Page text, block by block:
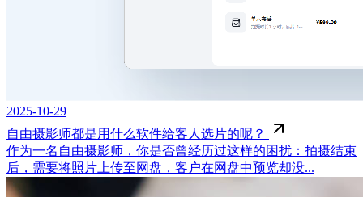
2025-10-29
自由摄影师都是用什么软件给客人选片的呢？
作为一名自由摄影师，你是否曾经历过这样的困扰：拍摄结束
后，需要将照片上传至网盘，客户在网盘中预览却没...